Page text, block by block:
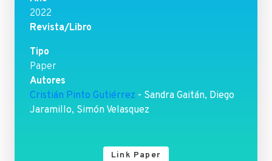
2022
Revista/Libro
Tipo
Paper
Autores
Cristián Pinto Gutiérrez - Sandra Gaitán, Diego
Jaramillo, Simón Velasquez
Link Paper